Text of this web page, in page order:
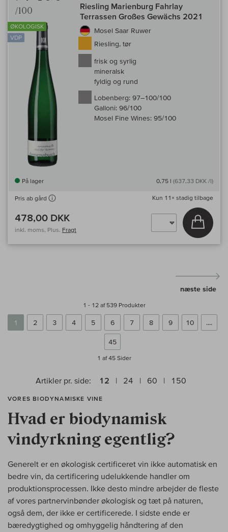
/100
ØKOLOGISK
VDP
Riesling Marienburg Fahrlay
Terrassen Großes Gewächs 2021
Mosel Saar Ruwer
Riesling, tør
frisk og syrlig
mineralsk
fyldig og rund
Lobenberg: 97–100/100
Galloni: 96/100
Mosel Fine Wines: 95/100
På lager 0,75 l (637,33 DKK /l)
Pris ab gård Kun 11× stadig tilbage
478,00 DKK
inkl. moms, Plus. Fragt
Læg i
1 - 12 af 539 Produkter
1 2 3 4 5 6 7 8 9 10 ....
45
næste side
1 af 45 Sider
Artikler pr. side: 12 24 60 150
VORES BIODYNAMISKE VINE
Hvad er biodynamisk
vindyrkning egentlig?
Generelt er en økologisk certificeret vin ikke automatisk en
bedre vin, da certificering udelukkende handler om
produktionsprocessen. Ikke desto mindre arbejder de fleste
af vores partnervinbønder økologisk og tæt på naturen,
også dem, der ikke er certificerede. I sidste ende er
bæredygtighed og omhyggelig håndtering af den